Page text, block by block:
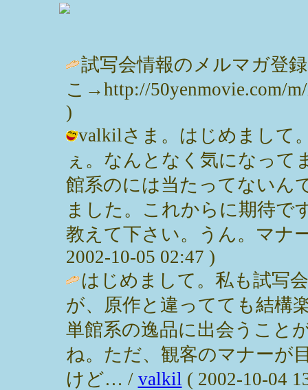
試写会情報のメルマガ登
こ→http://50yenmovie.com/
)
valkilさま。はじめまして
ぇ。なんとなく気になって
館系のには当たってないん
ました。これからに期待で
教えて下さい。うん。マナ
2002-10-05 02:47 )
はじめまして。私も試写
が、原作と違ってても結構
単館系の逸品に出会うこと
ね。ただ、観客のマナーが
けど… / valkil ( 2002-10-04